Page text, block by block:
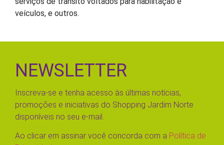
veículos, e outros.
NEWSLETTER
Inscreva-se e tenha acesso às últimas notícias,
promoções e iniciativas do Shopping Jardim Norte
disponíveis no seu e-mail.
Ao clicar em assinar você concorda com a Política de